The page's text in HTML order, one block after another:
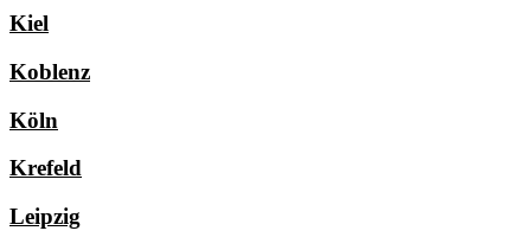
Kiel
Koblenz
Köln
Krefeld
Leipzig